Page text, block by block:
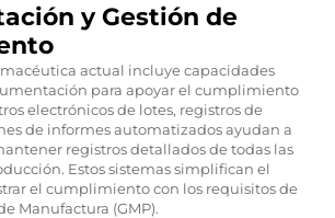
y Gestión de
actual incluye capacidades
para apoyar el cumplimiento
electrónicos de lotes, registros de
de informes automatizados ayudan a
registros detallados de todas las
Estos sistemas simplifican el
el cumplimiento con los requisitos de
Manufactura (GMP).